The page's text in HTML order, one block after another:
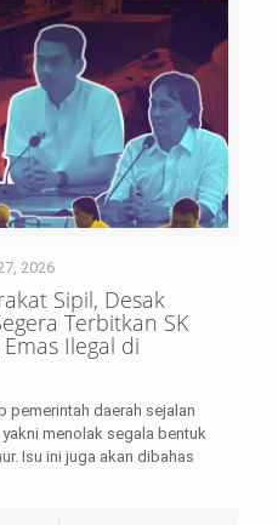
2026
Sipil, Desak
Terbitkan SK
Ilegal di
pemerintah daerah sejalan
menolak segala bentuk
Isu ini juga akan dibahas